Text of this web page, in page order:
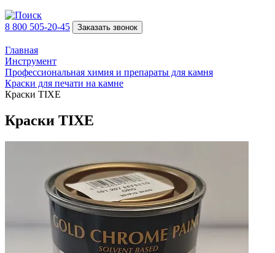
8 800 505-20-45 Заказать звонок
Главная
Инструмент
Профессиональная химия и препараты для камня
Краски для печати на камне
Краски TIXE
Краски TIXE